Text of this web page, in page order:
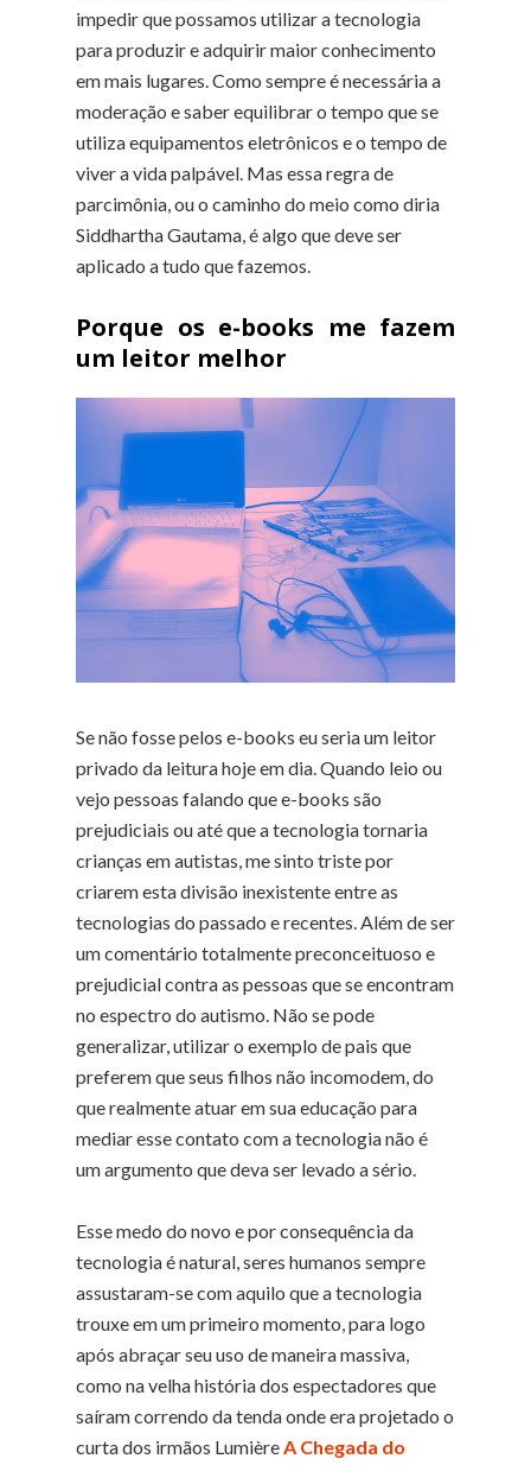
impedir que possamos utilizar a tecnologia
para produzir e adquirir maior conhecimento
em mais lugares. Como sempre é necessária a
moderação e saber equilibrar o tempo que se
utiliza equipamentos eletrônicos e o tempo de
viver a vida palpável. Mas essa regra de
parcimônia, ou o caminho do meio como diria
Siddhartha Gautama, é algo que deve ser
aplicado a tudo que fazemos.
Porque os e-books me fazem
um leitor melhor
Se não fosse pelos e-books eu seria um leitor
privado da leitura hoje em dia. Quando leio ou
vejo pessoas falando que e-books são
prejudiciais ou até que a tecnologia tornaria
crianças em autistas, me sinto triste por
criarem esta divisão inexistente entre as
tecnologias do passado e recentes. Além de ser
um comentário totalmente preconceituoso e
prejudicial contra as pessoas que se encontram
no espectro do autismo. Não se pode
generalizar, utilizar o exemplo de pais que
preferem que seus filhos não incomodem, do
que realmente atuar em sua educação para
mediar esse contato com a tecnologia não é
um argumento que deva ser levado a sério.
Esse medo do novo e por consequência da
tecnologia é natural, seres humanos sempre
assustaram-se com aquilo que a tecnologia
trouxe em um primeiro momento, para logo
após abraçar seu uso de maneira massiva,
como na velha história dos espectadores que
saíram correndo da tenda onde era projetado o
curta dos irmãos LumièreA Chegada do